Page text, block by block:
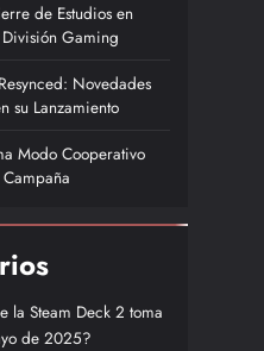
de Estudios en
Gaming
Novedades
su Lanzamiento
Modo Cooperativo
la Steam Deck 2 toma
de 2025?